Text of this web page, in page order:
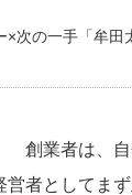
FOOD &
入門(3)
港ビジネス成功
は(5)
×次の一手「牟田
創業者は、
営者としてま